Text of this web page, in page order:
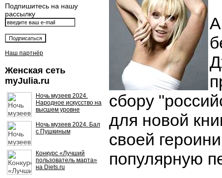
Подпишитесь на нашу
рассылку
Наш партнёр
Женская сеть
myJulia.ru
Ночь музеев 2024.
Народное искусство на
высшем уровне
Ночь музеев 2024. Бал
с Пушкиным
Конкурс «Лучший
пользователь марта»
на Diets.ru
сбору
для новой
своей
популярную